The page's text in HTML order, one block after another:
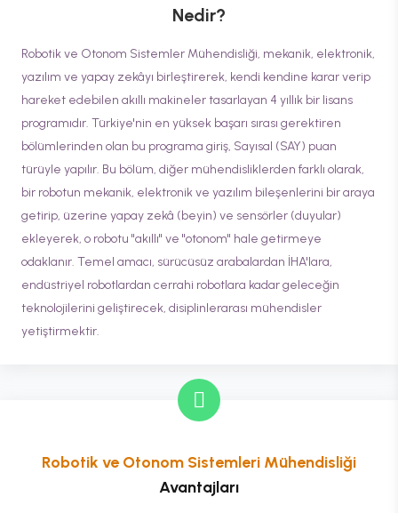
Nedir?
Robotik ve Otonom Sistemler Mühendisliği, mekanik, elektronik,
yazılım ve yapay zekâyı birleştirerek, kendi kendine karar verip
hareket edebilen akıllı makineler tasarlayan 4 yıllık bir lisans
programıdır. Türkiye'nin en yüksek başarı sırası gerektiren
bölümlerinden olan bu programa giriş, Sayısal (SAY) puan
türüyle yapılır. Bu bölüm, diğer mühendisliklerden farklı olarak,
bir robotun mekanik, elektronik ve yazılım bileşenlerini bir araya
getirip, üzerine yapay zekâ (beyin) ve sensörler (duyular)
ekleyerek, o robotu "akıllı" ve "otonom" hale getirmeye
odaklanır. Temel amacı, sürücüsüz arabalardan İHA'lara,
endüstriyel robotlardan cerrahi robotlara kadar geleceğin
teknolojilerini geliştirecek, disiplinlerarası mühendisler
yetiştirmektir.
Robotik ve Otonom Sistemleri Mühendisliği
Avantajları